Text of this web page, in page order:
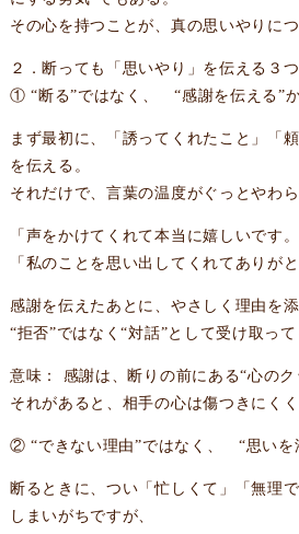
その心を持つことが、真の思いやりにつ
２．断っても「思いやり」を伝える３
① “断る”ではなく、 “感謝を伝える”
まず最初に、「誘ってくれたこと」「
を伝える。
それだけで、言葉の温度がぐっとやわら
「声をかけてくれて本当に嬉しいです。
「私のことを思い出してくれてありが
感謝を伝えたあとに、やさしく理由を添
“拒否”ではなく“対話”として受け取って
意味： 感謝は、断りの前にある“心のク
それがあると、相手の心は傷つきにくく
② “できない理由”ではなく、 “思いを
断るときに、つい「忙しくて」「無理
しまいがちですが、